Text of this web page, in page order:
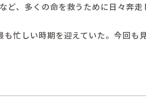
ど、多くの命を救うために日々奔走
忙しい時期を迎えていた。今回も